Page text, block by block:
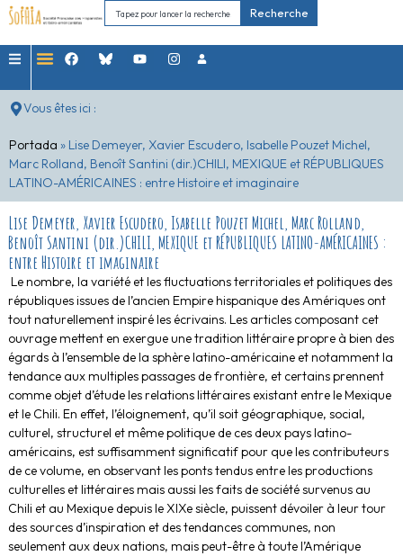
Recherche
Vous êtes ici :
Portada » Lise Demeyer, Xavier Escudero, Isabelle Pouzet Michel,
Marc Rolland, Benoît Santini (dir.)CHILI, MEXIQUE et RÉPUBLIQUES
LATINO-AMÉRICAINES : entre Histoire et imaginaire
Lise Demeyer, Xavier Escudero, Isabelle Pouzet Michel, Marc Rolland,
Benoît Santini (dir.)CHILI, MEXIQUE et RÉPUBLIQUES LATINO-AMÉRICAINES :
entre Histoire et imaginaire
Le nombre, la variété et les fluctuations territoriales et politiques des
républiques issues de l’ancien Empire hispanique des Amériques ont
tout naturellement inspiré les écrivains. Les articles composant cet
ouvrage mettent en exergue une tradition littéraire propre à bien des
égards à l’ensemble de la sphère latino-américaine et notamment la
tendance aux multiples passages de frontière, et certains prennent
comme objet d’étude les relations littéraires existant entre le Mexique
et le Chili. En effet, l’éloignement, qu’il soit géographique, social,
culturel, structurel et même politique de ces deux pays latino-
américains, est suffisamment significatif pour que les contributeurs
de ce volume, en observant les ponts tendus entre les productions
culturelles et littéraires mais aussi les faits de société survenus au
Chili et au Mexique depuis le XIXe siècle, puissent dévoiler à leur tour
des sources d’inspiration et des tendances communes, non
seulement aux deux nations, mais peut-être à toute l’Amérique